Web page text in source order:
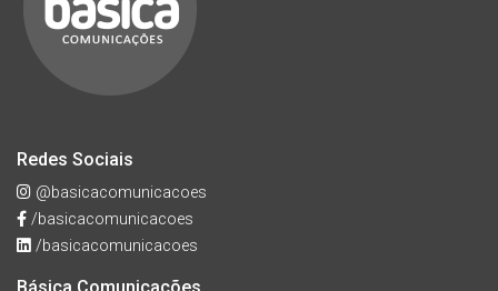
Redes Sociais
@basicacomunicacoes
/basicacomunicacoes
/basicacomunicacoes